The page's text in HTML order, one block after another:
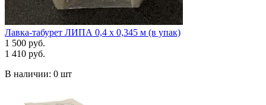
Лавка-табурет ЛИПА 0,4 х 0,345 м (в упак)
1 500 руб.
1 410 руб.
В наличии: 0 шт